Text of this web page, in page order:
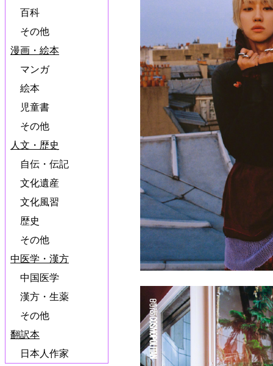
百科
その他
漫画・絵本
マンガ
絵本
児童書
その他
人文・歴史
自伝・伝記
文化遺産
文化風習
歴史
その他
中医学・漢方
中国医学
漢方・生薬
その他
翻訳本
日本人作家